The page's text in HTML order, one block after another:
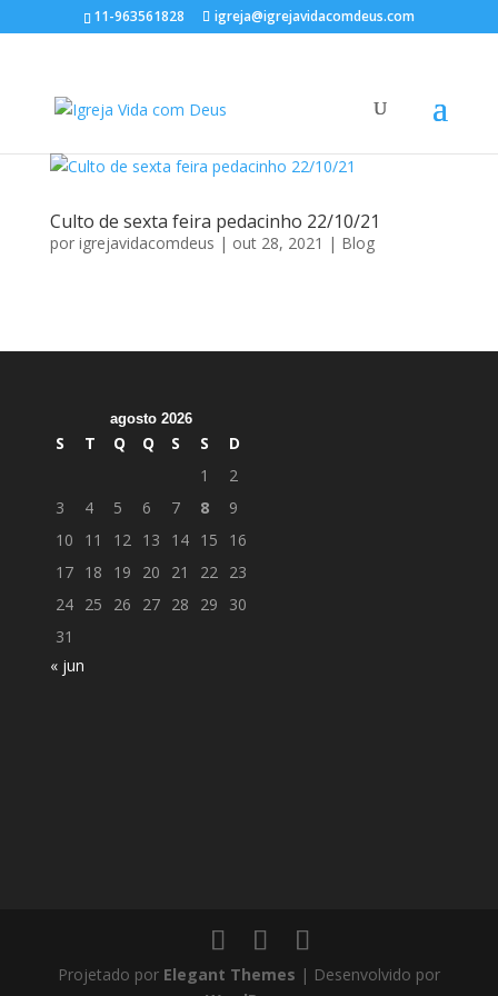
11-963561828 igreja@igrejavidacomdeus.com
Culto de sexta feira pedacinho 22/10/21
por igrejavidacomdeus | out 28, 2021 | Blog
agosto 2026
S T Q Q S S
D
1
2
3
4 5 6 7 8
9
10
11 12 13 14 15
16
17 18 19 20 21 22 23
24 25 26 27 28 29
30
31
« jun
Projetado por Elegant Themes | Desenvolvido por